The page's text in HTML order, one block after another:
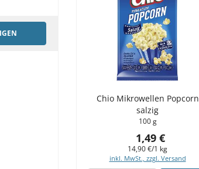
Chio Mikrowellen Popcorn
salzig
100 g
1,49 €
14,90 €/1 kg
inkl. MwSt., zzgl. Versand